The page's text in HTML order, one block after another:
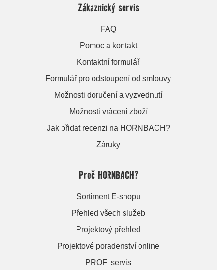
Zákaznický servis
FAQ
Pomoc a kontakt
Kontaktní formulář
Formulář pro odstoupení od smlouvy
Možnosti doručení a vyzvednutí
Možnosti vrácení zboží
Jak přidat recenzi na HORNBACH?
Záruky
Proč HORNBACH?
Sortiment E-shopu
Přehled všech služeb
Projektový přehled
Projektové poradenství online
PROFI servis